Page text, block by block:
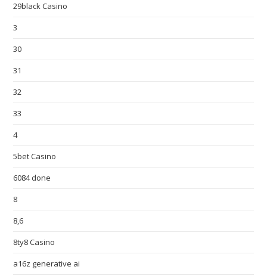
29black Casino
3
30
31
32
33
4
5bet Casino
6084 done
8
8,6
8ty8 Casino
a16z generative ai